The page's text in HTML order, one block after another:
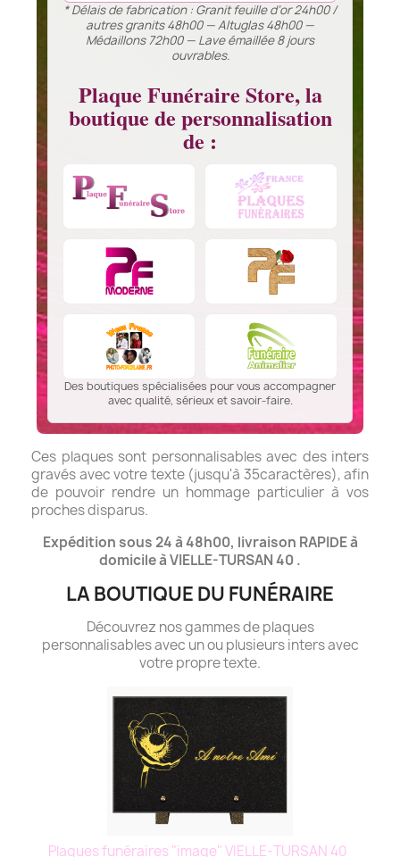
* Délais de fabrication : Granit feuille d’or 24h00 /
autres granits 48h00 — Altuglas 48h00 —
Médaillons 72h00 — Lave émaillée 8 jours
ouvrables.
Plaque Funéraire Store, la
boutique de personnalisation
de :
Des boutiques spécialisées pour vous accompagner
avec qualité, sérieux et savoir-faire.
Ces plaques sont personnalisables avec des inters
gravés avec votre texte (jusqu'à 35caractères), afin
de pouvoir rendre un hommage particulier à vos
proches disparus.
Expédition sous 24 à 48h00, livraison RAPIDE à
domicile à VIELLE-TURSAN 40 .
LA BOUTIQUE DU FUNÉRAIRE
Découvrez nos gammes de plaques
personnalisables avec un ou plusieurs inters avec
votre propre texte.
Plaques funéraires "image" VIELLE-TURSAN 40